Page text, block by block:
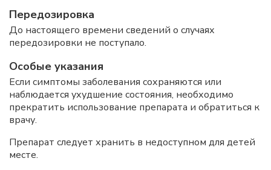
Передозировка
До настоящего времени сведений о случаях
передозировки не поступало.
Особые указания
Если симптомы заболевания сохраняются или
наблюдается ухудшение состояния, необходимо
прекратить использование препарата и обратиться к
врачу.
Препарат следует хранить в недоступном для детей
месте.